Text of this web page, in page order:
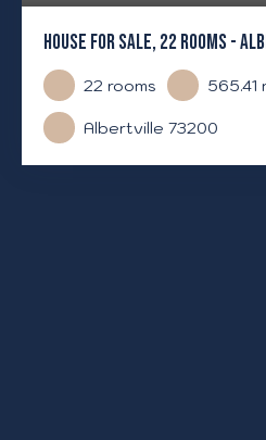
HOUSE FOR SALE, 22 ROOMS -
22rooms 565.41
Albertville 73200